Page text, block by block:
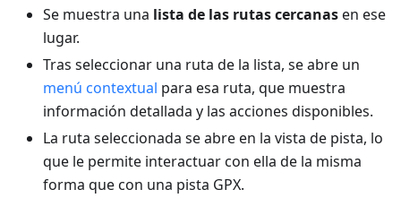
Se muestra una lista de las rutas cercanasen ese
lugar.
Tras seleccionar una ruta de la lista, se abre un
menú contextual para esa ruta, que muestra
información detallada y las acciones disponibles.
La ruta seleccionada se abre en la vista de pista, lo
que le permite interactuar con ella de la misma
forma que con una pista GPX.